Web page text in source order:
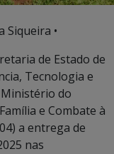
Siqueira •
de Estado de
Tecnologia e
Ministério do
e Combate à
a entrega de
nas